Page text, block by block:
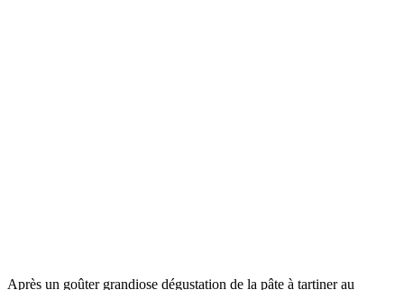
Après un goûter grandiose dégustation de la pâte à tartiner au